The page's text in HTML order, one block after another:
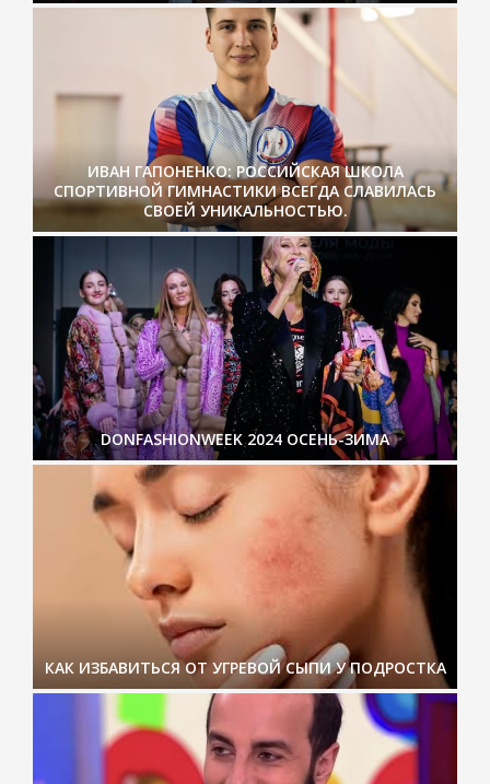
ИВАН ГАПОНЕНКО: РОССИЙСКАЯ ШКОЛА
СПОРТИВНОЙ ГИМНАСТИКИ ВСЕГДА СЛАВИЛАСЬ
СВОЕЙ УНИКАЛЬНОСТЬЮ.
DONFASHIONWEEK 2024 ОСЕНЬ-ЗИМА
КАК ИЗБАВИТЬСЯ ОТ УГРЕВОЙ СЫПИ У ПОДРОСТКА